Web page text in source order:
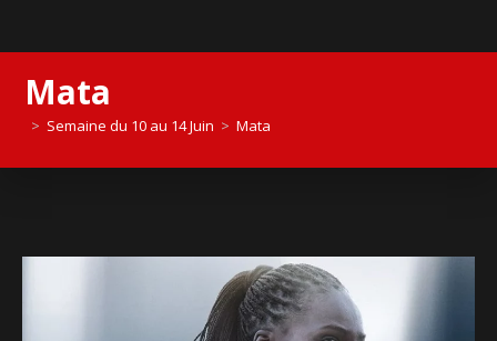
Mata
> Semaine du 10 au 14 Juin > Mata